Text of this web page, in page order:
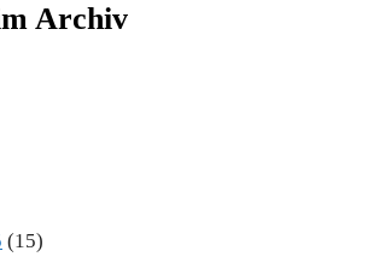
Archiv
(15)